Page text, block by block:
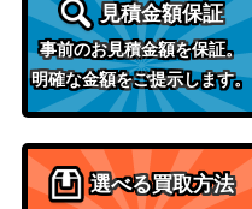
見積金額保証
事前のお見積金額を保証。
明確な金額をご提示します。
選べる買取方法